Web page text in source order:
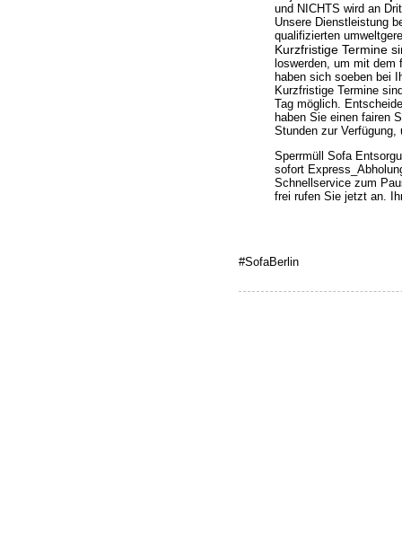
und NICHTS wird an
Unsere Dienstleistung
qualifizierten
Kurzfristige Termine
loswerden, um mit dem
haben sich soeben bei
Kurzfristige Termine
Tag möglich.
haben Sie einen fairen
Stunden zur Verfügung,
Sperrmüll Sofa
sofort
Schnellservice zum
frei rufen Sie jetzt an.
#SofaBerlin